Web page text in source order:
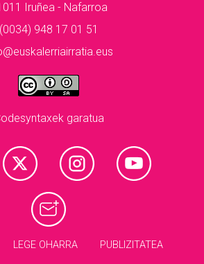
Iruñea - Nafarroa
(0034) 948 17 01 51
garatua
LEGE OHARRA PUBLIZITATEA